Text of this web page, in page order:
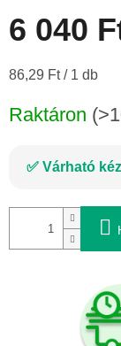
6 040
Egységár:
86,29 Ft / 1 db
Raktáron
Várható